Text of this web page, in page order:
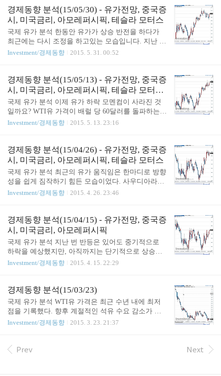
나라도 비슷한 상황은 아닌지 깊히 고민해 볼 이슈이
기도 하다. 어쨌든 결론은 지어졌으니 이제 트럼프의
백..
롭게도 주식시장에 폭장장세를 지속하고 있다는 것
은 놀라운 일인 것 같습니다. 원래 단기 투자는 지양
하는 편인데, 메르스 때문에 생긴 패닉으로 적절한
타이밍에 매매를 하여 60% 이상의 수익을 내었는데,
최근 유가 하락 등으로 인한 손실을 따지만 이익의
상당부분을 반납한 결과가 되었습니다. ㅎㅎ 국제 유
슈가 있을까 생각을 해보니 그리스 채무불이행에 대
한 건이 있네요. 그리스 건은 근본적으로 해결하기
어려운 사안..
경제동향 분석(15/05/30) - 유가전망, 중국증
시, 미국금리, 아모레퍼시픽, 테슬라 모터스
국제 유가 분석 한동안 유가가 상승 반전을 하다가
최근에는 다시 조정을 하고있는 모습입니다. 지난 번
분석 때 말씀드렸던 대로 아직까지는 50달러 대 중반
며, 6월 5일 부터 진행되는 OPEC 회의에서 유가 하락
에 대한 대첵을 논의 한다고 합니다. 또한 그 동안 셰
일 오일 생산 감소가 재고 감소로 이어져 다시 가격
의 상승이라는 순환 영향으로 인해 간헐적으로 상승
모습을 나타내고 있네요. 석유 전문가들도 제각기 다
른 전망을 내놓고 있는데요. 데이비드 휴잇 크레디트
내 70달러까지 유가가 올라갈 것이라는 예측을 하는
반면에 북미 지역 시장분석 업체인 벤텍의 ..
Investment/경제동향 2015. 5. 31. 00:52
경제동향 분석(15/05/13) - 유가전망, 중국증
시, 미국금리, 아모레퍼시픽, 테슬라 모터스,
마이크로소프트
국제 유가 분석 이제 유가 하락 모멘컴이 사라진 것
일까요? WTI유 가격이 배럴 당 60달러를 돌파하는
등 국제 유가가 상승 추세로 돌아서는 듯한 모습입니
증산은 아직까지 유효할 것으로 보이나 그로 인한 이
익 감소라는 후폭풍은 피해가기 힘들었을 겁니다. 실
제로 지난 6개월 동안 사우디 아라비아의 외환 보유
액이 500억 달러 정도 줄었고, 재정적자 규모도 크게
늘고 있다고 하네요... 그런데 사우디는 이에 아랑곳
하지 않는 모습입니다. 그 동안 벌어놓은 돈을 바탕
조이기 위해 감산은 하지 않은 체 오히려 4월 산유량
이 최대라는 소식까지 나올 정도니까요. 시..
Investment/경제동향 2015. 5. 13. 23:16
경제동향 분석(15/04/26) - 유가전망, 중국증
시, 미국금리, 아모레퍼시픽, 테슬라 모터스
국제 유가 분석 최근의 유가 움직임은 한마디로 방향
성을 쉽게 짐작하기 힘든 모습이었다. 사우디아라비
아가 이끄는 연합군이 예맨 반군에 대한 공습으로 중
전망으로 인해 WTI유는 상승 전망이 나오고 있는 등
뚜렷하게 방향을 예측하기 어려운 상황이다. 그간의
움직임에서도 나타나듯 상승/하락을 반복하고 있으
며, 일각에서는 더 이상의 유가 하락을 기대하기는
어려울 걸로 보고 있기도 하다. 사실 유가가 40 달러
대로 진입하면서 미국 에너지 회사들의 수익 악화로
추가적인 하락이 있어도 40달러 대 아래로는 내려가
기 힘들 것이다. 이를 감안하여 투자 계획을 잡는 것
이 유효..
Investment/경제동향 2015. 4. 26. 23:46
경제동향 분석(15/04/15) - 유가전망, 중국증
시, 미국금리, 아모레퍼시픽
국제 유가 분석 지난 번 반등은 있어도 중기적으로
하락을 예상했지만, 아직까지는 단기적으로 상승추
세이다. 이란의 핵협상 타결 소식으로 시장에서는 원
지는 예맨 내전에 대한 불확실성이 존재하고 지속적
인 저유가로 인해 셰일오일 감산 전망에 최근 지속적
으로 유가가 상승하는 모습을 보이고 있다. 몇몇 전
상하기도 한다. 그간 유가가 하락하기 시작한 이후로
한다는 기사내용도 있다. 그만큼 시간이 갈 수록 추
가 하락에 대한 기대가 낮아지는 상황으로 흘러가고
Investment/경제동향 2015. 4. 15. 22:29
경제동향 분석(15/03/23)
국제 유가 분석 WTI유 가격은 최근 수년 내에 최저
점을 기록했다. 향후 계절적인 석유 수요 감소가 이
루어지고 이란 핵협상이 타결되어 석유 공급이 안정
던 최저점을 지나 다시 반등하는 모습을 보여준다.
Investment/경제동향 2015. 3. 23. 21:37
Prev Next